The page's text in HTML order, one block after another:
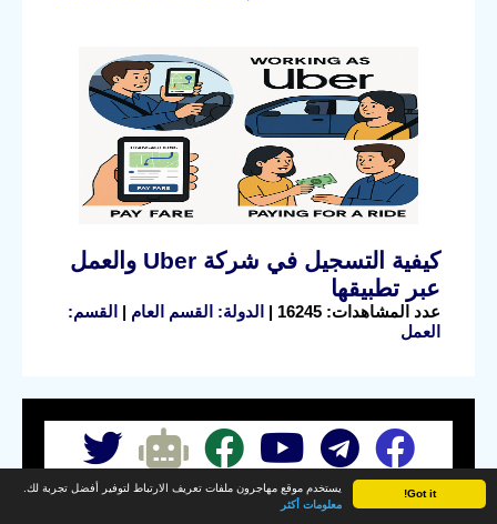
Got it!
يستخدم موقع مهاجرون ملفات تعريف الارتباط لتوفير أفضل تجربة لك.
معلومات أكثر
كيفية التسجيل في شركة Uber والعمل
عبر تطبيقها
عدد المشاهدات: 16245 | الدولة: القسم العام | القسم:
العمل
شروط
سياسة
اتصل